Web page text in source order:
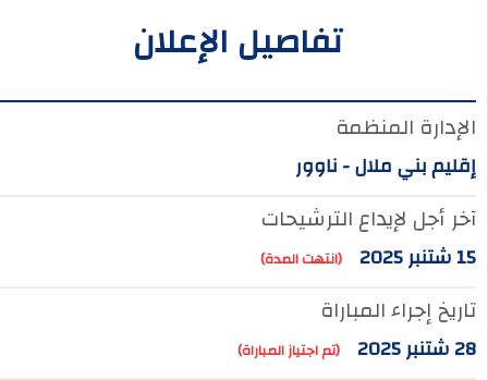
تفاصيل الإعلان
الإدارة المنظمة
إقليم بني ملال - ناوور
آخر أجل لإيداع الترشيحات
15 شتنبر 2025 (انتهت المدة)
تاريخ إجراء المباراة
28 شتنبر 2025 (تم اجتياز المباراة)